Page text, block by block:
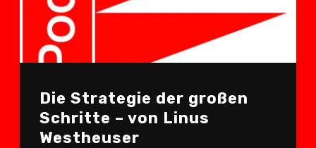
Die Strategie der großen
Schritte – von Linus
Westheuser